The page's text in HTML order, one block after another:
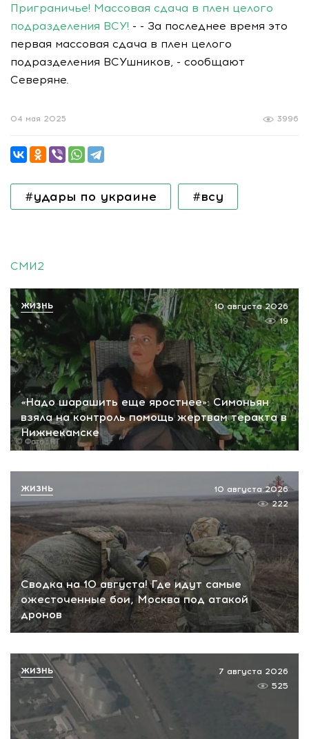
Приграничье! Массовая сдача в плен целого
подразделения ВСУ! - - За последнее время это
первая массовая сдача в плен целого
подразделения ВСУшников, - сообщают
Северяне.
3996
04 мая 2025
#удары по украине #всу
СМИ2
«Надо шарашить еще яростнее»: Симоньян
взяла на контроль помощь жертвам теракта в
Нижнекамске
10 августа 2026
19
ЖИЗНЬ
Сводка на 10 августа! Где идут самые
ожесточенные бои, Москва под атакой
дронов
10 августа 2026
222
ЖИЗНЬ
7 августа 2026
525
ЖИЗНЬ